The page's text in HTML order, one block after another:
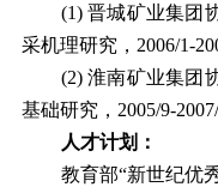
(1)晋城矿业集团
采机理研究， 2006/1-
(2)淮南矿业集团
基础研究， 2005/9-
人才计划：
教育部“新世纪优